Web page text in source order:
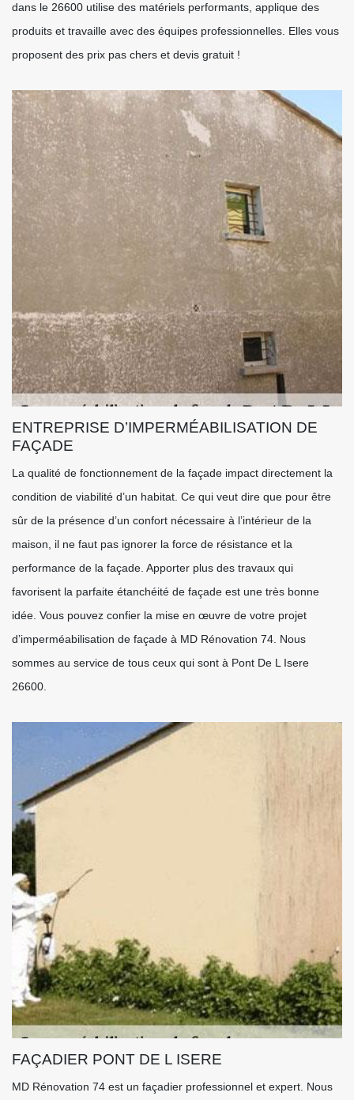
dans le 26600 utilise des matériels performants, applique des
produits et travaille avec des équipes professionnelles. Elles vous
proposent des prix pas chers et devis gratuit !
ENTREPRISE D’IMPERMÉABILISATION DE
FAÇADE
La qualité de fonctionnement de la façade impact directement la
condition de viabilité d’un habitat. Ce qui veut dire que pour être
sûr de la présence d’un confort nécessaire à l’intérieur de la
maison, il ne faut pas ignorer la force de résistance et la
performance de la façade. Apporter plus des travaux qui
favorisent la parfaite étanchéité de façade est une très bonne
idée. Vous pouvez confier la mise en œuvre de votre projet
d’imperméabilisation de façade à MD Rénovation 74. Nous
sommes au service de tous ceux qui sont à Pont De L Isere
26600.
FAÇADIER PONT DE L ISERE
MD Rénovation 74 est un façadier professionnel et expert. Nous